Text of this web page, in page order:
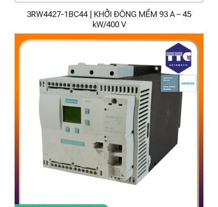
3RW4427-1BC44 | KHỞI ĐỘNG MỀM 93 A – 45
kW/400 V